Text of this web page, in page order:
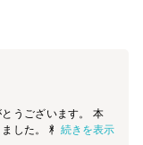
うございます。 本
した。 料理の見た
続きを表示